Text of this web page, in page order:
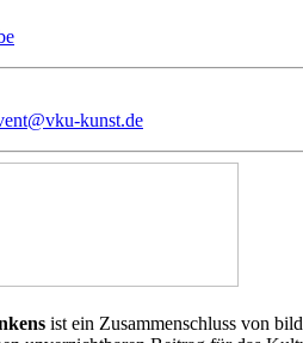
kunst.de
ist ein Zusammenschluss von